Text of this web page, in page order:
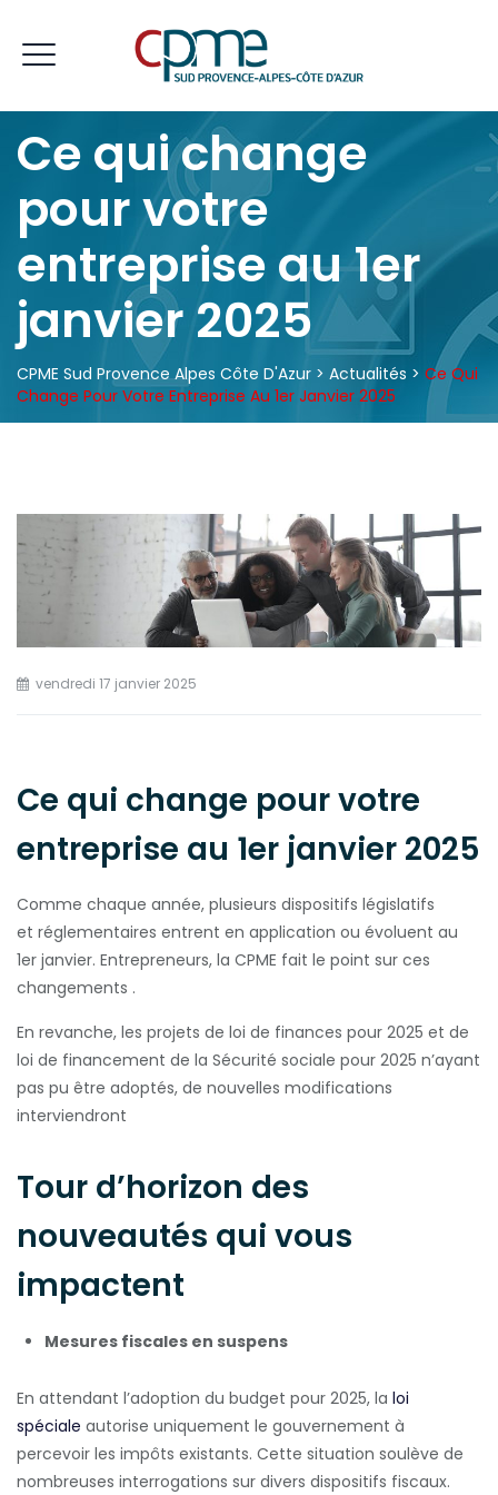
Ce qui change
pour votre
entreprise au 1er
janvier 2025
CPME Sud Provence Alpes Côte D'Azur > Actualités > Ce Qui
Change Pour Votre Entreprise Au 1er Janvier 2025
vendredi 17 janvier 2025
Ce qui change pour votre
entreprise au 1er janvier 2025
Comme chaque année, plusieurs dispositifs législatifs
et réglementaires entrent en application ou évoluent au
1er janvier. Entrepreneurs, la CPME fait le point sur ces
changements .
En revanche, les projets de loi de finances pour 2025 et de
loi de financement de la Sécurité sociale pour 2025 n’ayant
pas pu être adoptés, de nouvelles modifications
interviendront
Tour d’horizon des
nouveautés qui vous
impactent
Mesures fiscales en suspens
En attendant l’adoption du budget pour 2025, la loi
spéciale autorise uniquement le gouvernement à
percevoir les impôts existants. Cette situation soulève de
nombreuses interrogations sur divers dispositifs fiscaux.